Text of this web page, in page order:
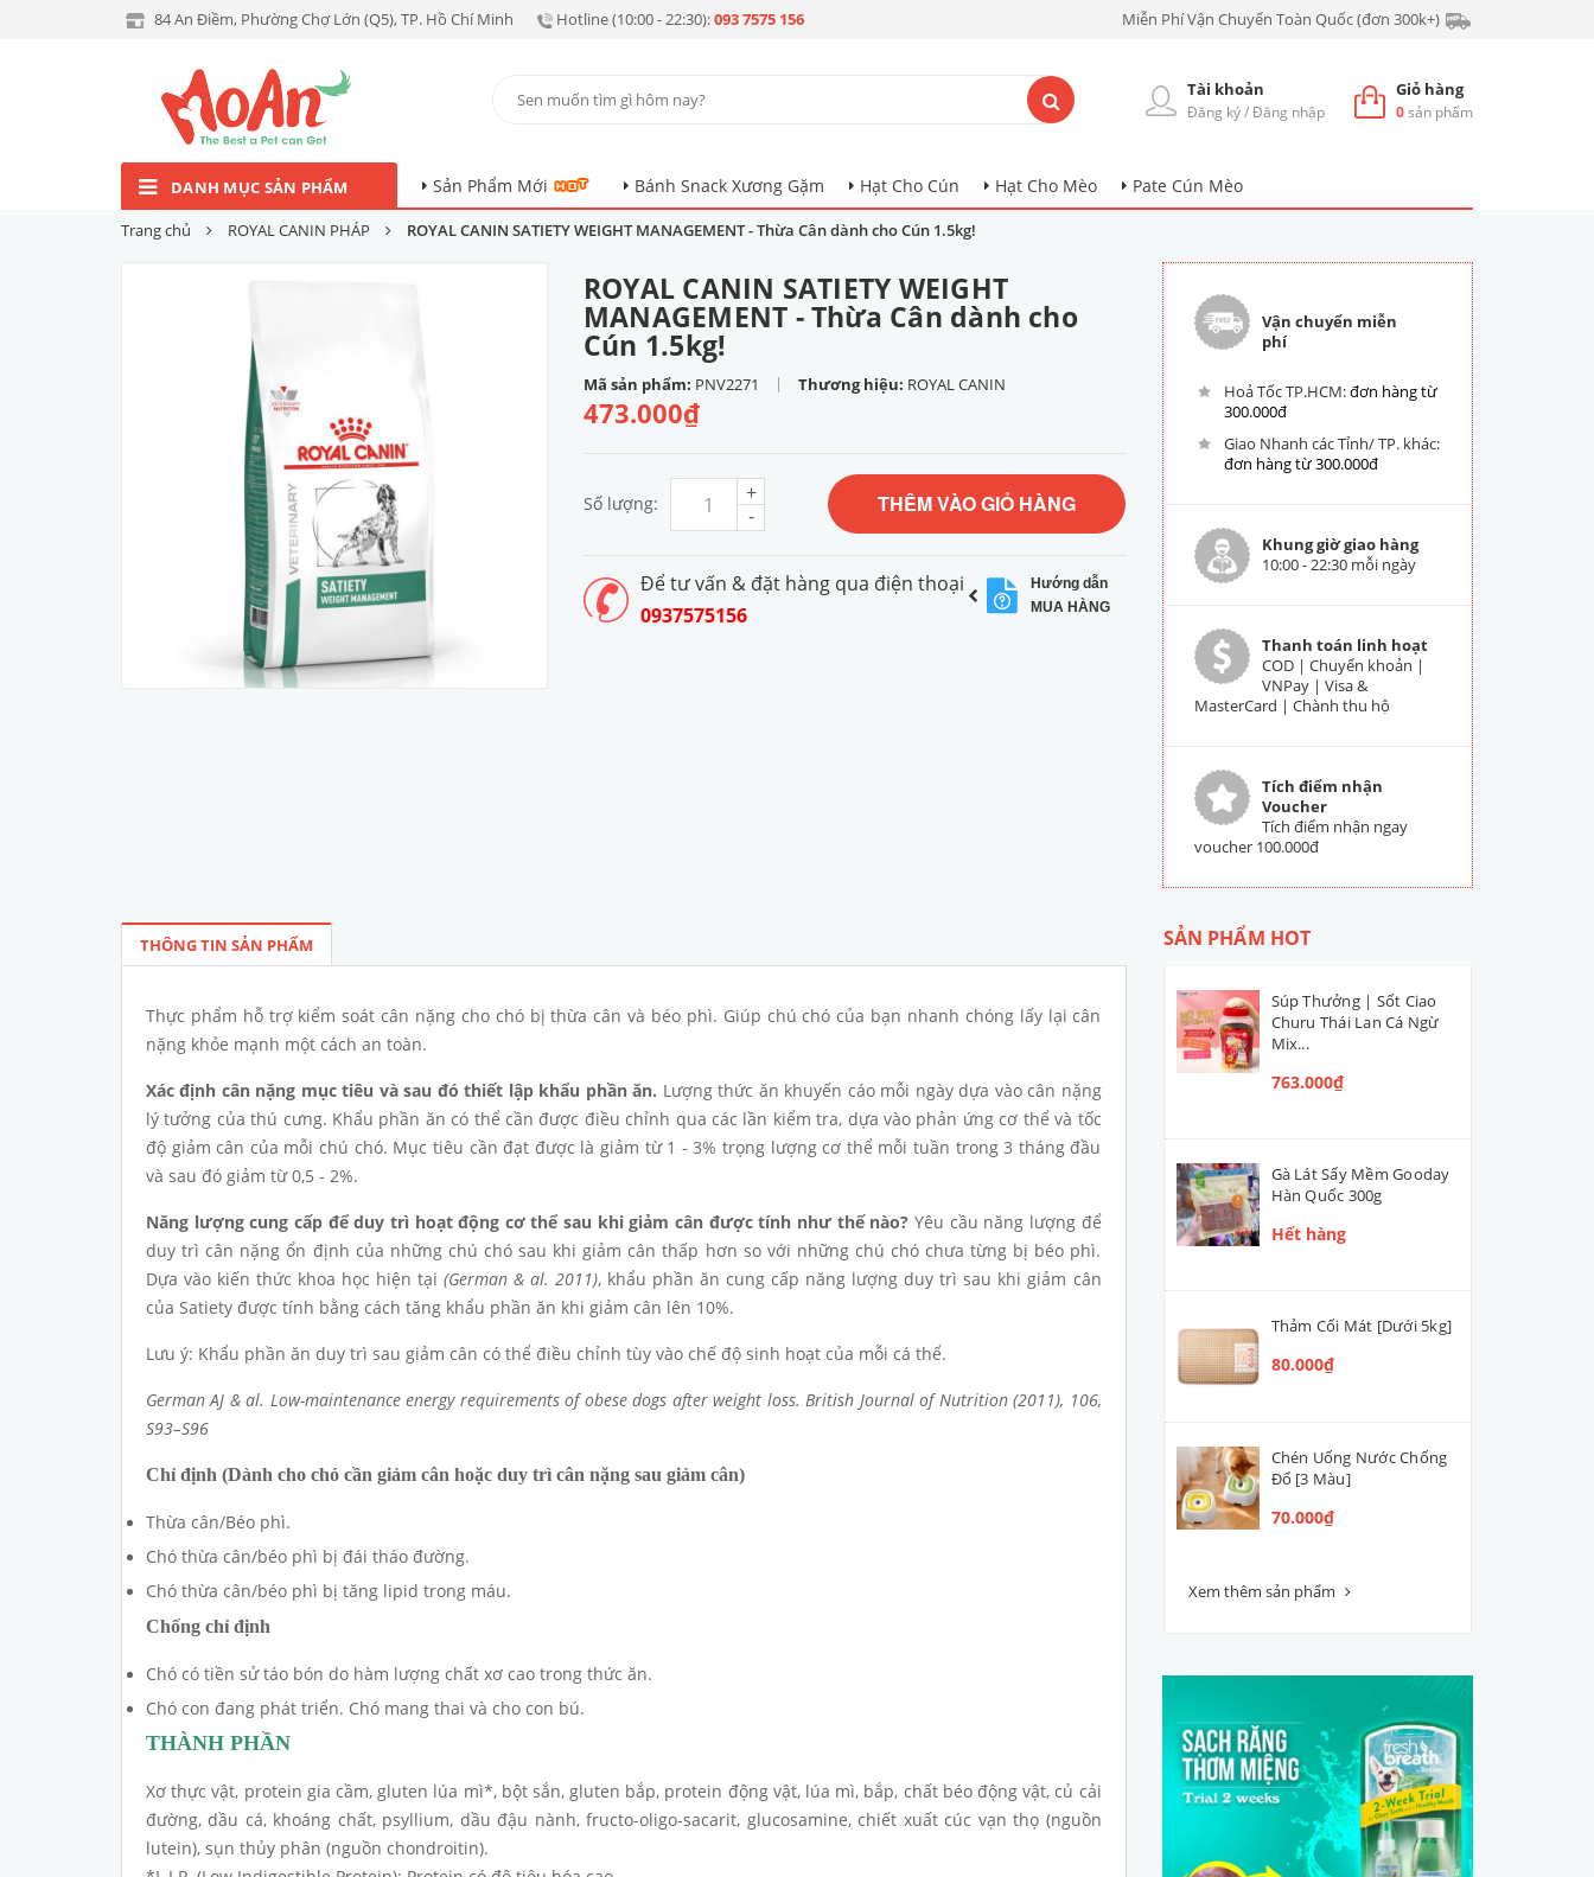
84 An Điềm, Phường Chợ Lớn (Q5), TP. Hồ Chí Minh Hotline (10:00 - 22:30):093 7575 156 Miễn Phí Vận Chuyển Toàn Quốc (đơn 300k+)
Giỏ hàng
0sản phẩm
Tài khoản
Đăng ký/Đăng nhập
DANH MỤC SẢN PHẨM Sản Phẩm Mới Bánh Snack Xương Gặm Hạt Cho Cún Hạt Cho Mèo Pate Cún Mèo
Trang chủ ROYAL CANIN PHÁP ROYAL CANIN SATIETY WEIGHT MANAGEMENT - Thừa Cân dành cho Cún 1.5kg!
ROYAL CANIN SATIETY WEIGHT
MANAGEMENT - Thừa Cân dành cho
Cún 1.5kg!
Mã sản phẩm: PNV2271 | Thương hiệu: ROYAL CANIN
473.000₫
Số lượng: -
+ THÊM VÀO GIỎ HÀNG
Để tư vấn & đặt hàng qua điện thoại
0937575156
Hướng dẫn
MUA HÀNG
Vận chuyển miễn
phí
Hoả Tốc TP.HCM:đơn hàng từ
300.000đ
Giao Nhanh các Tỉnh/ TP. khác:
đơn hàng từ 300.000đ
Khung giờ giao hàng
10:00 - 22:30 mỗi ngày
Thanh toán linh hoạt
COD | Chuyển khoản |
VNPay | Visa &
MasterCard | Chành thu hộ
Tích điểm nhận
Voucher
Tích điểm nhận ngay
voucher 100.000đ
THÔNG TIN SẢN PHẨM
Thực phẩm hỗ trợ kiểm soát cân nặng cho chó bị thừa cân và béo phì. Giúp chú chó của bạn nhanh chóng lấy lại cân
nặng khỏe mạnh một cách an toàn.
Xác định cân nặng mục tiêu và sau đó thiết lập khẩu phần ăn. Lượng thức ăn khuyến cáo mỗi ngày dựa vào cân nặng
lý tưởng của thú cưng. Khẩu phần ăn có thể cần được điều chỉnh qua các lần kiểm tra, dựa vào phản ứng cơ thể và tốc
độ giảm cân của mỗi chú chó. Mục tiêu cần đạt được là giảm từ 1 - 3% trọng lượng cơ thể mỗi tuần trong 3 tháng đầu
và sau đó giảm từ 0,5 - 2%.
Năng lượng cung cấp để duy trì hoạt động cơ thể sau khi giảm cân được tính như thế nào? Yêu cầu năng lượng để
duy trì cân nặng ổn định của những chú chó sau khi giảm cân thấp hơn so với những chú chó chưa từng bị béo phì.
Dựa vào kiến thức khoa học hiện tại(German & al. 2011), khẩu phần ăn cung cấp năng lượng duy trì sau khi giảm cân
của Satiety được tính bằng cách tăng khẩu phần ăn khi giảm cân lên 10%.
Lưu ý: Khẩu phần ăn duy trì sau giảm cân có thể điều chỉnh tùy vào chế độ sinh hoạt của mỗi cá thể.
German AJ & al. Low-maintenance energy requirements of obese dogs after weight loss. British Journal of Nutrition (2011), 106,
S93–S96
Chỉ định (Dành cho chó cần giảm cân hoặc duy trì cân nặng sau giảm cân)
Thừa cân/Béo phì.
Chó thừa cân/béo phì bị đái tháo đường.
Chó thừa cân/béo phì bị tăng lipid trong máu.
Chống chỉ định
Chó có tiền sử táo bón do hàm lượng chất xơ cao trong thức ăn.
Chó con đang phát triển. Chó mang thai và cho con bú.
​THÀNH PHẦN
Xơ thực vật, protein gia cầm, gluten lúa mì*, bột sắn, gluten bắp, protein động vật, lúa mì, bắp, chất béo động vật, củ cải
đường, dầu cá, khoáng chất, psyllium, dầu đậu nành, fructo-oligo-sacarit, glucosamine, chiết xuất cúc vạn thọ (nguồn
lutein), sụn thủy phân (nguồn chondroitin).
SẢN PHẨM HOT
Súp Thưởng | Sốt Ciao
Churu Thái Lan Cá Ngừ
Mix...
763.000₫
Gà Lát Sấy Mềm Gooday
Hàn Quốc 300g
Hết hàng
Thảm Cối Mát [Dưới 5kg]
80.000₫
Chén Uống Nước Chống
Đổ [3 Màu]
70.000₫
Xem thêm sản phẩm